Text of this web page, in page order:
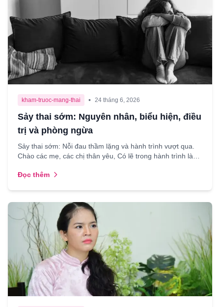
kham-truoc-mang-thai • 24 tháng 6, 2026
Sảy thai sớm: Nguyên nhân, biểu hiện, điều
trị và phòng ngừa
Sảy thai sớm: Nỗi đau thầm lặng và hành trình vượt qua.
Chào các mẹ, các chị thân yêu, Có lẽ trong hành trình làm
Đọc thêm